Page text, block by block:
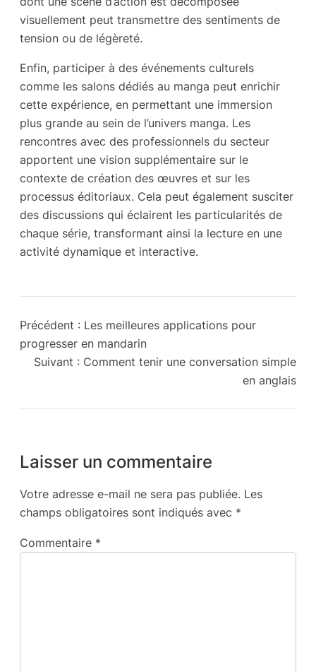
visuellement peut transmettre des sentiments de
tension ou de légèreté.
Enfin, participer à des événements culturels
comme les salons dédiés au manga peut enrichir
cette expérience, en permettant une immersion
plus grande au sein de l’univers manga. Les
rencontres avec des professionnels du secteur
apportent une vision supplémentaire sur le
contexte de création des œuvres et sur les
processus éditoriaux. Cela peut également susciter
des discussions qui éclairent les particularités de
chaque série, transformant ainsi la lecture en une
activité dynamique et interactive.
Précédent : Les meilleures applications pour
progresser en mandarin
Suivant : Comment tenir une conversation simple
en anglais
Laisser un commentaire
Votre adresse e-mail ne sera pas publiée. Les
champs obligatoires sont indiqués avec *
Commentaire *